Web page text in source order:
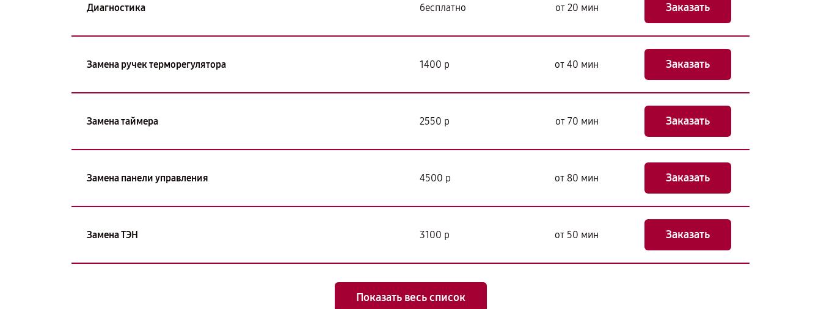
Диагностика бесплатно от 20 мин Заказать
Замена ручек терморегулятора 1400 р от 40 мин Заказать
Замена таймера 2550 р от 70 мин Заказать
Замена панели управления 4500 р от 80 мин Заказать
Замена ТЭН 3100 р от 50 мин Заказать
Показать весь список